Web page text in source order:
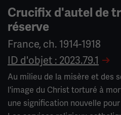
Crucifix d'autel de
réserve
France, ch. 1914-1918
ID d'objet : 2023.79.1
Au milieu de la misère et des
l'image du Christ torturé à
une signification nouvelle